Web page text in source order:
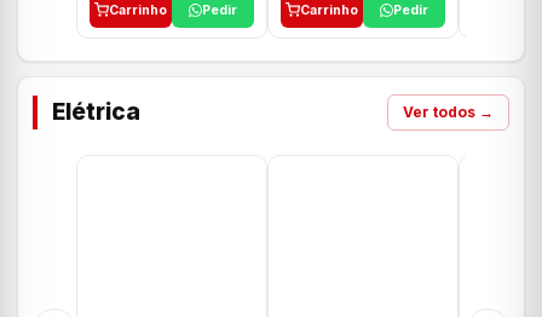
Carrinho Pedir Carrinho Pedir
Elétrica Ver todos →